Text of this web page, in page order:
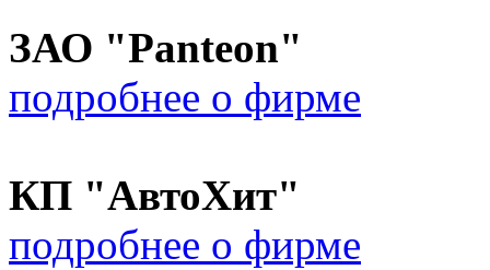
ЗАО "Panteon"
подробнее о фирме
КП "АвтоХит"
подробнее о фирме